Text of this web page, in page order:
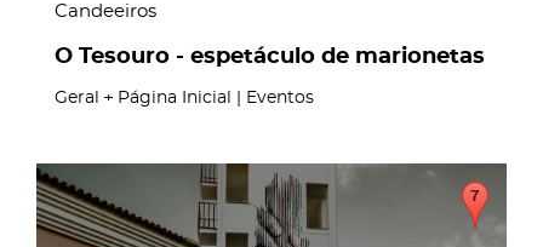
Candeeiros
O Tesouro - espetáculo de marionetas
Geral Página Inicial | Eventos
page